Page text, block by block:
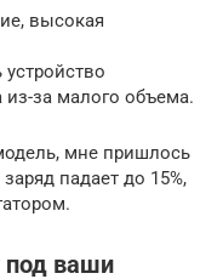
высокая
за малого объема.
мне пришлось
падает до 15%,
под ваши